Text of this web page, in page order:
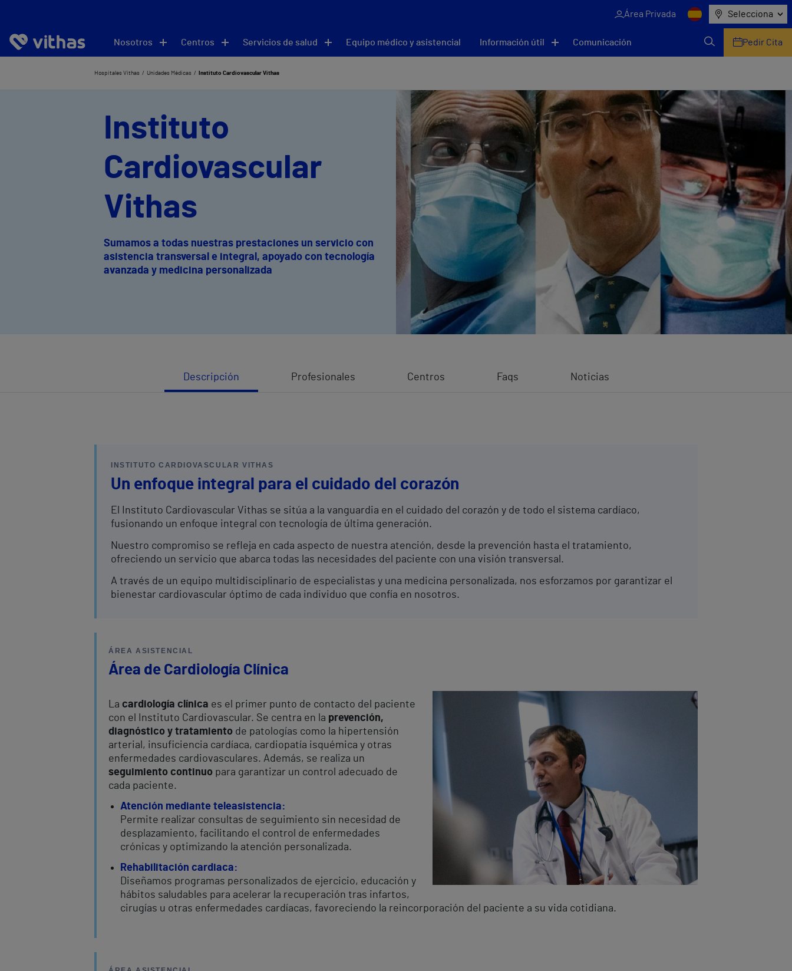
Área Privada Selecciona
Nosotros Centros Servicios de salud Equipo médico y asistencial Información útil Comunicación Pedir Cita
Hospitales Vithas Unidades Médicas Instituto Cardiovascular Vithas
Instituto
Cardiovascular
Vithas
Sumamos a todas nuestras prestaciones un servicio con
asistencia transversal e integral, apoyado con tecnología
avanzada y medicina personalizada
Descripción Profesionales Centros Faqs Noticias
INSTITUTO CARDIOVASCULAR VITHAS
Un enfoque integral para el cuidado del corazón
El Instituto Cardiovascular Vithas se sitúa a la vanguardia en el cuidado del corazón y de todo el sistema cardíaco,
fusionando un enfoque integral con tecnología de última generación.
Nuestro compromiso se refleja en cada aspecto de nuestra atención, desde la prevención hasta el tratamiento,
ofreciendo un servicio que abarca todas las necesidades del paciente con una visión transversal.
A través de un equipo multidisciplinario de especialistas y una medicina personalizada, nos esforzamos por garantizar el
bienestar cardiovascular óptimo de cada individuo que confía en nosotros.
ÁREA ASISTENCIAL
Área de Cardiología Clínica
La cardiología clínica es el primer punto de contacto del paciente
con el Instituto Cardiovascular. Se centra en la prevención,
diagnóstico y tratamiento de patologías como la hipertensión
arterial, insuficiencia cardíaca, cardiopatía isquémica y otras
enfermedades cardiovasculares. Además, se realiza un
seguimiento continuo para garantizar un control adecuado de
cada paciente.
Atención mediante teleasistencia:
Permite realizar consultas de seguimiento sin necesidad de
desplazamiento, facilitando el control de enfermedades
crónicas y optimizando la atención personalizada.
Rehabilitación cardiaca:
Diseñamos programas personalizados de ejercicio, educación y
hábitos saludables para acelerar la recuperación tras infartos,
cirugías u otras enfermedades cardíacas, favoreciendo la reincorporación del paciente a su vida cotidiana.